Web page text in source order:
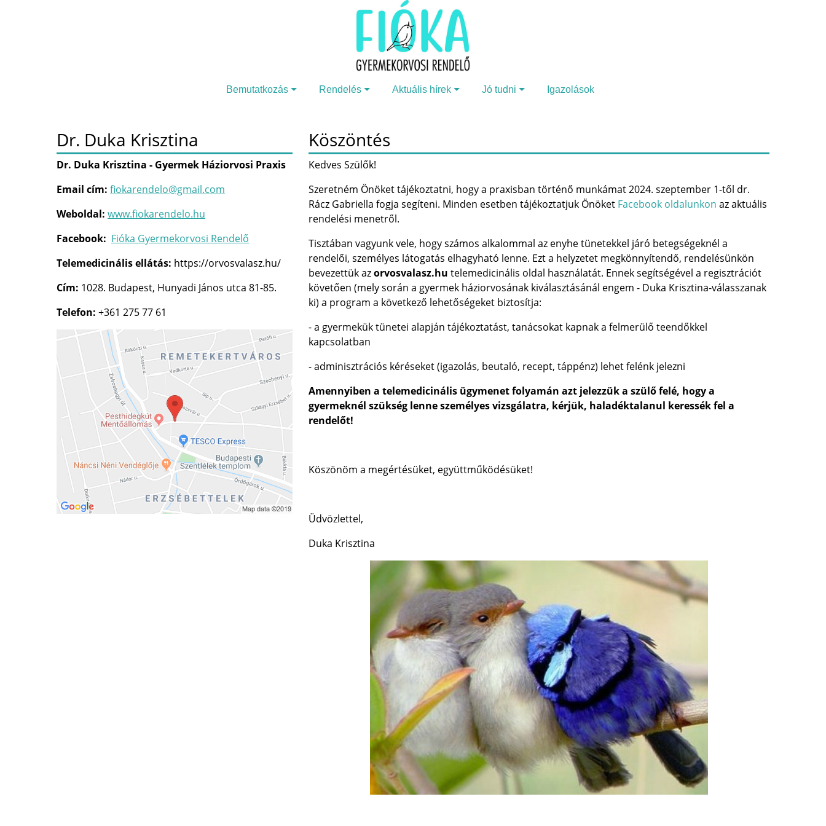
Bemutatkozás Rendelés Aktuális hírek Jó tudni Igazolások
Köszöntés
Kedves Szülők!
Szeretném Önöket tájékoztatni, hogy a praxisban történő munkámat 2024. szeptember 1-től dr.
Rácz Gabriella fogja segíteni. Minden esetben tájékoztatjuk Önöket Facebook oldalunkon az aktuális
rendelési menetről.
Tisztában vagyunk vele, hogy számos alkalommal az enyhe tünetekkel járó betegségeknél a
rendelői, személyes látogatás elhagyható lenne. Ezt a helyzetet megkönnyítendő, rendelésünkön
bevezettük azorvosvalasz.hu telemedicinális oldal használatát. Ennek segítségével a regisztrációt
követően (mely során a gyermek háziorvosának kiválasztásánál engem - Duka Krisztina-válasszanak
ki) a program a következő lehetőségeket biztosítja:
- a gyermekük tünetei alapján tájékoztatást, tanácsokat kapnak a felmerülő teendőkkel
kapcsolatban
- adminisztrációs kéréseket (igazolás, beutaló, recept, táppénz) lehet felénk jelezni
Amennyiben a telemedicinális ügymenet folyamán azt jelezzük a szülő felé, hogy a
gyermeknél szükség lenne személyes vizsgálatra, kérjük, haladéktalanul keressék fel a
rendelőt!
Köszönöm a megértésüket, együttműködésüket!
Üdvözlettel,
Duka Krisztina
Dr. Duka Krisztina
Dr. Duka Krisztina - Gyermek Háziorvosi Praxis
Email cím: fiokarendelo@gmail.com
Weboldal: www.fiokarendelo.hu
Facebook: Fióka Gyermekorvosi Rendelő
Telemedicinális ellátás: https://orvosvalasz.hu/
Cím: 1028. Budapest, Hunyadi János utca 81-85.
Telefon: +361 275 77 61